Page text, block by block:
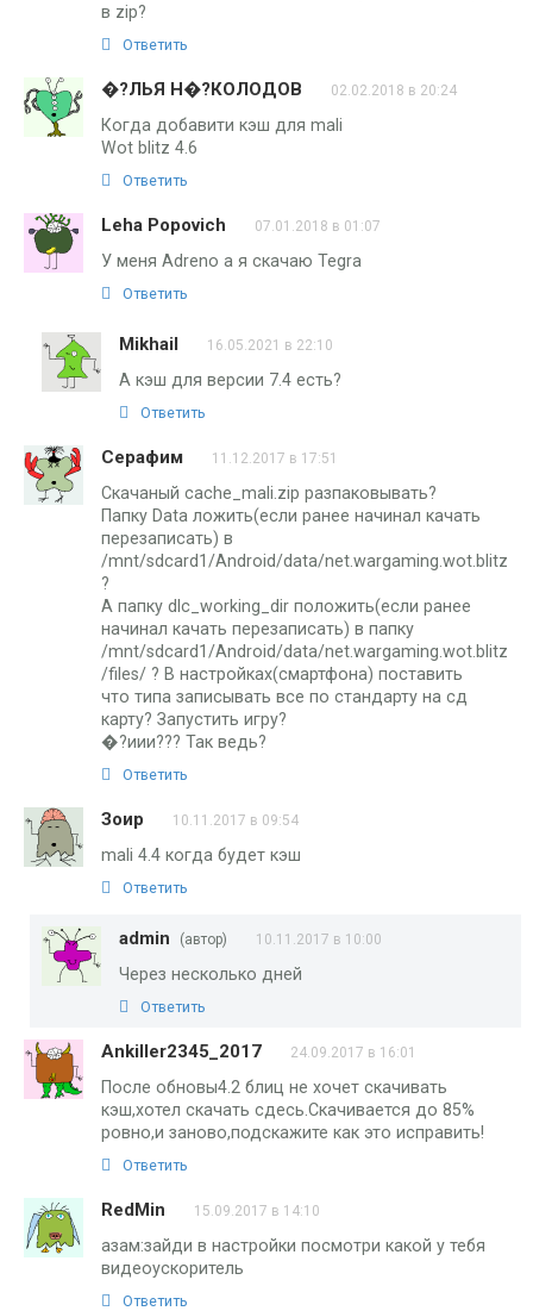
в zip?
Ответить
�?ЛЬЯ Н�?КОЛОДОВ 02.02.2018 в 20:24
Когда добавити кэш для mali
Wot blitz 4.6
Ответить
Leha Popovich 07.01.2018 в 01:07
У меня Adreno а я скачаю Tegra
Ответить
Mikhail 16.05.2021 в 22:10
А кэш для версии 7.4 есть?
Ответить
Серафим 11.12.2017 в 17:51
Скачаный cache_mali.zip разпаковывать?
Папку Data ложить(если ранее начинал качать
перезаписать) в
/mnt/sdcard1/Android/data/net.wargaming.wot.blitz
?
А папку dlc_working_dir положить(если ранее
начинал качать перезаписать) в папку
/mnt/sdcard1/Android/data/net.wargaming.wot.blitz
/files/ ? В настройках(смартфона) поставить
что типа записывать все по стандарту на сд
карту? Запустить игру?
�?иии??? Так ведь?
Ответить
Зоир 10.11.2017 в 09:54
mali 4.4 когда будет кэш
Ответить
admin (автор) 10.11.2017 в 10:00
Через несколько дней
Ответить
Ankiller2345_2017 24.09.2017 в 16:01
После обновы4.2 блиц не хочет скачивать
кэш,хотел скачать сдесь.Скачивается до 85%
ровно,и заново,подскажите как это исправить!
Ответить
RedMin 15.09.2017 в 14:10
азам:зайди в настройки посмотри какой у тебя
видеоускоритель
Ответить